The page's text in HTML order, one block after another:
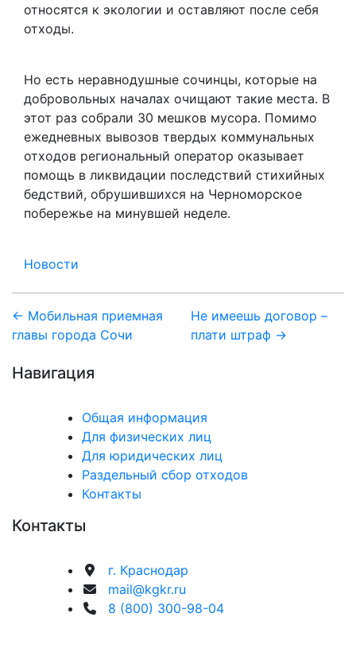
относятся к экологии и оставляют после себя
отходы.
Но есть неравнодушные сочинцы, которые на
добровольных началах очищают такие места. В
этот раз собрали 30 мешков мусора. Помимо
ежедневных вывозов твердых коммунальных
отходов региональный оператор оказывает
помощь в ликвидации последствий стихийных
бедствий, обрушившихся на Черноморское
побережье на минувшей неделе.
Новости
Навигация
по
записям
← Мобильная приемная
главы города Сочи
Не имеешь договор –
плати штраф →
Навигация
Общая информация
Для физических лиц
Для юридических лиц
Раздельный сбор отходов
Контакты
Контакты
г. Краснодар
mail@kgkr.ru
8 (800) 300-98-04